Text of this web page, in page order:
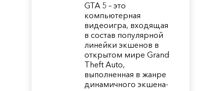
GTA 5 – это
компьютерная
видеоигра, входящая
в состав популярной
линейки экшенов в
открытом мире Grand
Theft Auto,
выполненная в жанре
динамичного экшена-